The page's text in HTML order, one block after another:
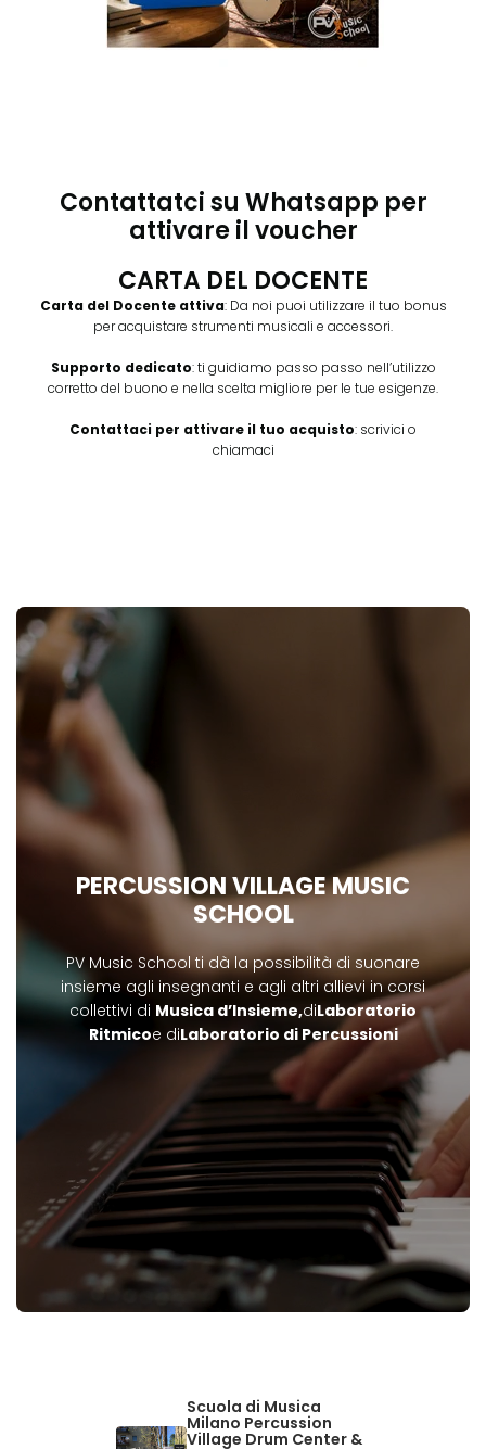
Contattatci su Whatsapp per
attivare il voucher
CARTA DEL DOCENTE
Carta del Docente attiva: Da noi puoi utilizzare il tuo bonus
per acquistare strumenti musicali e accessori.
Supporto dedicato: ti guidiamo passo passo nell’utilizzo
corretto del buono e nella scelta migliore per le tue esigenze.
Contattaci per attivare il tuo acquisto: scrivici o
chiamaci
PERCUSSION VILLAGE MUSIC
SCHOOL
PV Music School ti dà la possibilità di suonare
insieme agli insegnanti e agli altri allievi in corsi
collettivi di Musica d’Insieme,diLaboratorio
Ritmicoe diLaboratorio di Percussioni
Scuola di Musica
Milano Percussion
Village Drum Center &